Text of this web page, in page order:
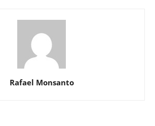
Rafael Monsanto